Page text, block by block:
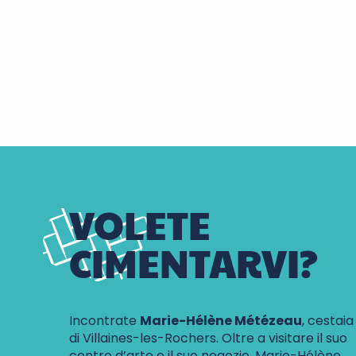
VOLETE
CIMENTARVI?
Incontrate Marie-Hélène Métézeau, cestaia
di Villaines-les-Rochers. Oltre a visitare il suo